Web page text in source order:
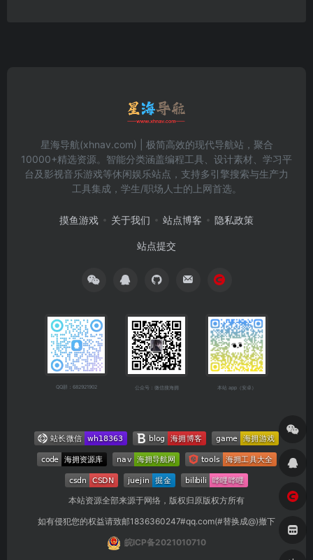
星海导航(xhnav.com) | 极简高效的现代导航站，聚合
10000+精选资源。智能分类涵盖编程工具、设计素材、学习平
台及影视音乐游戏等休闲娱乐站点，支持多引擎搜索与生产力
工具集成，学生/职场人士的上网首选。
摸鱼游戏 关于我们 站点博客 隐私政策
站点提交
QQ群：682921902 公众号：微信搜海拥 本站 app（安卓）
本站资源全部来源于网络，版权归原版权方所有
如有侵犯您的权益请致邮1836360247#qq.com(#替换成@)撤下
皖ICP备2021010710